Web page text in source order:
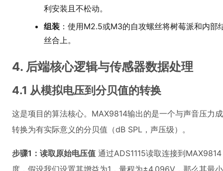
利安装且不松动。
组装 ：使用M2.5或M3的自攻螺丝将树莓派和内
丝合上。
4. 后端核心逻辑与传感器数据处理
4.1 从模拟电压到分贝值的转换
这是项目的算法核心。MAX9814输出的是一个与声音压力
转换为有实际意义的分贝值（dB SPL，声压级）。
步骤1：读取原始电压值 通过ADS1115读取连接到
度，假设我们设置其增益为1，量程为±4.096V，那么其